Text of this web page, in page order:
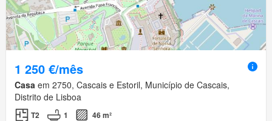
1 250 €/mês
Casa em 2750, Cascais e Estoril, Município de Cascais,
Distrito de Lisboa
T2 1
46 m²